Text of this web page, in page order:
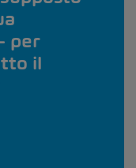
per
il